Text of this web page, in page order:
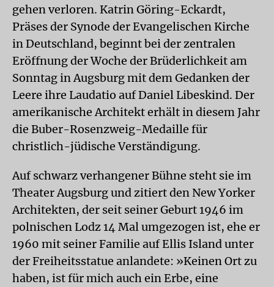
gehen verloren. Katrin Göring-Eckardt,
Präses der Synode der Evangelischen Kirche
in Deutschland, beginnt bei der zentralen
Eröffnung der Woche der Brüderlichkeit am
Sonntag in Augsburg mit dem Gedanken der
Leere ihre Laudatio auf Daniel Libeskind. Der
amerikanische Architekt erhält in diesem Jahr
die Buber-Rosenzweig-Medaille für
christlich-jüdische Verständigung.
Auf schwarz verhangener Bühne steht sie im
Theater Augsburg und zitiert den New Yorker
Architekten, der seit seiner Geburt 1946 im
polnischen Lodz 14 Mal umgezogen ist, ehe er
1960 mit seiner Familie auf Ellis Island unter
der Freiheitsstatue anlandete: »Keinen Ort zu
haben, ist für mich auch ein Erbe, eine